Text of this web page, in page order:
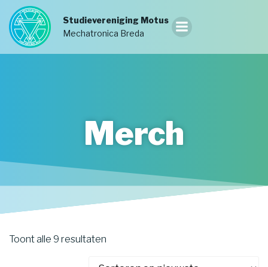
naar
de
Studievereniging Motus
Mechatronica Breda
Merch
Toont alle 9 resultaten